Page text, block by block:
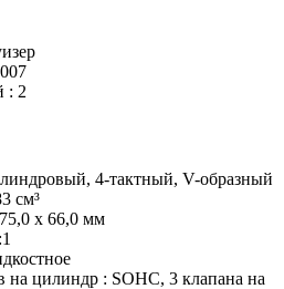
: 2
4-тактный, V-образный
см³
75,0 x 66,0 мм
на цилиндр : SOHC, 3 клапана на